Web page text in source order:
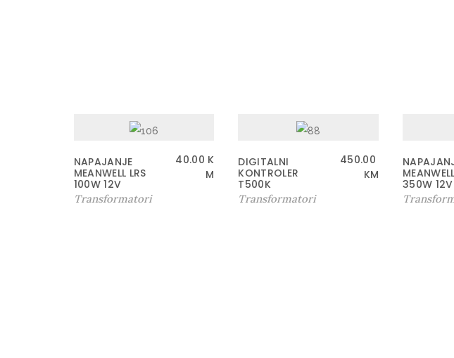
NAPAJANJE
MEANWELL LRS
100W 12V
40.00 K
M
Transformatori
DIGITALNI
KONTROLER
T500K
450.00
KM
Transformatori
350W 12V